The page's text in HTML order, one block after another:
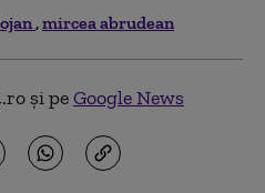
mircea abrudean
și peGoogle News